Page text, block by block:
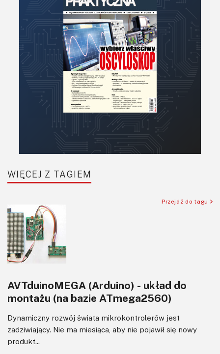
WIĘCEJ Z TAGIEM
Przejdź do tagu
AVTduinoMEGA (Arduino) - układ do
montażu (na bazie ATmega2560)
Dynamiczny rozwój świata mikrokontrolerów jest
zadziwiający. Nie ma miesiąca, aby nie pojawił się nowy
produkt...